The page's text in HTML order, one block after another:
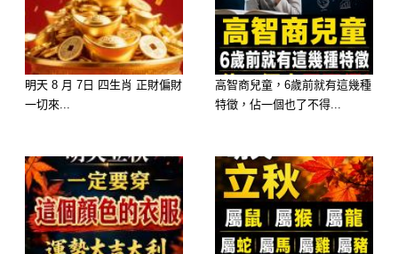
明天 8 月 7日 四生肖 正財偏財
一切來...
高智商兒童，6歲前就有這幾種
特徵，佔一個也了不得...